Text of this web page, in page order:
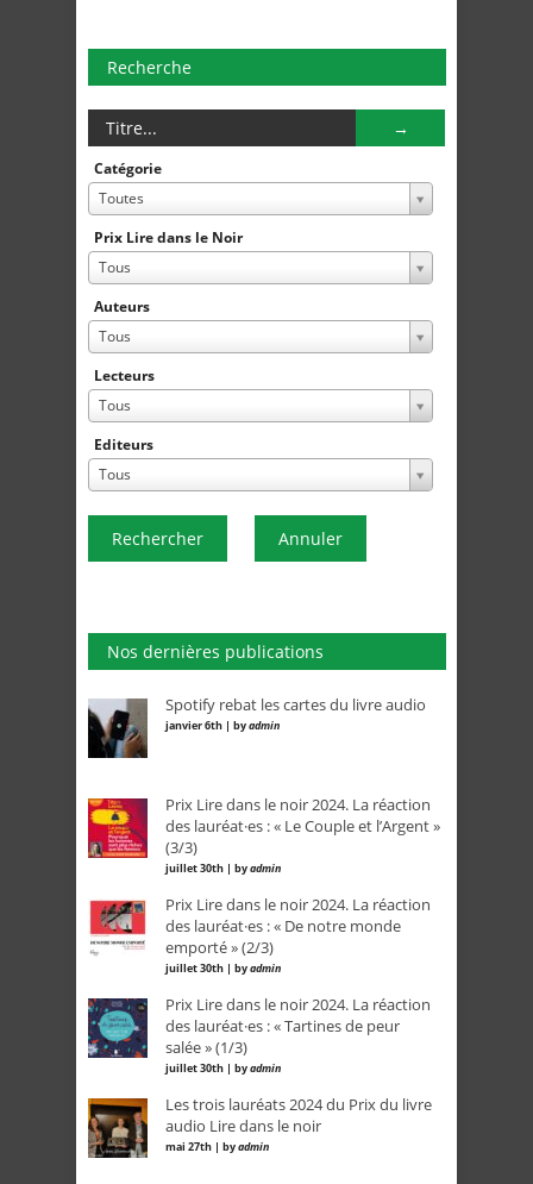
Recherche
Catégorie
Toutes
Prix Lire dans le Noir
Tous
Auteurs
Tous
Lecteurs
Tous
Editeurs
Tous
Rechercher Annuler
Nos dernières publications
Spotify rebat les cartes du livre audio
janvier 6th | byadmin
Prix Lire dans le noir 2024. La réaction
des lauréat·es : « Le Couple et l’Argent »
(3/3)
juillet 30th | byadmin
Prix Lire dans le noir 2024. La réaction
des lauréat·es : « De notre monde
emporté » (2/3)
juillet 30th | byadmin
Prix Lire dans le noir 2024. La réaction
des lauréat·es : « Tartines de peur
salée » (1/3)
juillet 30th | byadmin
Les trois lauréats 2024 du Prix du livre
audio Lire dans le noir
mai 27th | byadmin